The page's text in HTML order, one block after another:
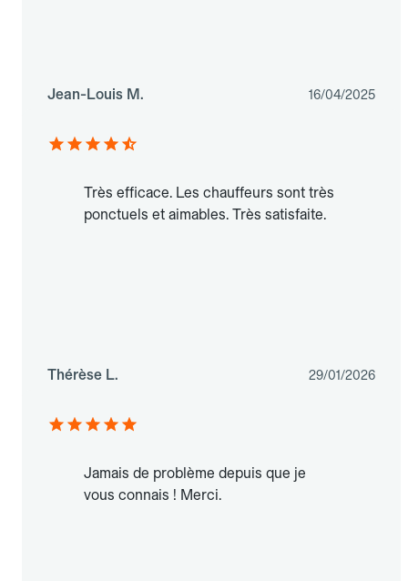
Jean-Louis M. 16/04/2025
Très efficace. Les chauffeurs sont très
ponctuels et aimables. Très satisfaite.
Thérèse L. 29/01/2026
Jamais de problème depuis que je
vous connais ! Merci.